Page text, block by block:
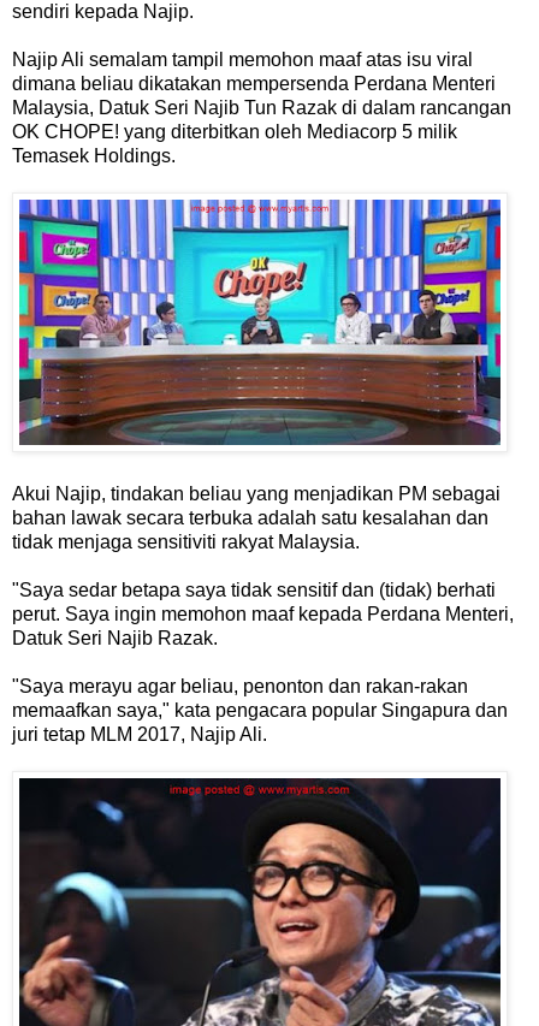
sendiri kepada Najip.
Najip Ali semalam tampil memohon maaf atas isu viral
dimana beliau dikatakan mempersenda Perdana Menteri
Malaysia, Datuk Seri Najib Tun Razak di dalam rancangan
OK CHOPE! yang diterbitkan oleh Mediacorp 5 milik
Temasek Holdings.
Akui Najip, tindakan beliau yang menjadikan PM sebagai
bahan lawak secara terbuka adalah satu kesalahan dan
tidak menjaga sensitiviti rakyat Malaysia.
"Saya sedar betapa saya tidak sensitif dan (tidak) berhati
perut. Saya ingin memohon maaf kepada Perdana Menteri,
Datuk Seri Najib Razak.
"Saya merayu agar beliau, penonton dan rakan-rakan
memaafkan saya," kata pengacara popular Singapura dan
juri tetap MLM 2017, Najip Ali.